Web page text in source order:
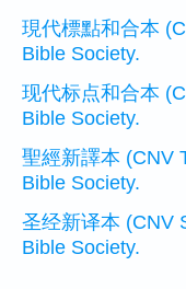
現代標點和合本
Bible Society.
现代标点和合本
Bible Society.
聖經新譯本 (CNV
Bible Society.
圣经新译本 (CNV
Bible Society.